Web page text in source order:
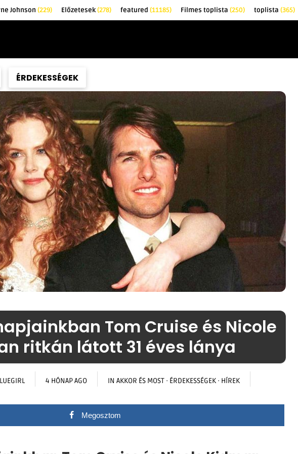
Johnson (229) Előzetesek(278) featured (11185) Filmes toplista (250) toplista (365)
ÉRDEKESSÉGEK
Tom Cruise és Nicole
ritkán látott 31 éves lánya
4 HÓNAP AGO IN AKKOR ÉS MOST · ÉRDEKESSÉGEK · HÍREK
Megosztom